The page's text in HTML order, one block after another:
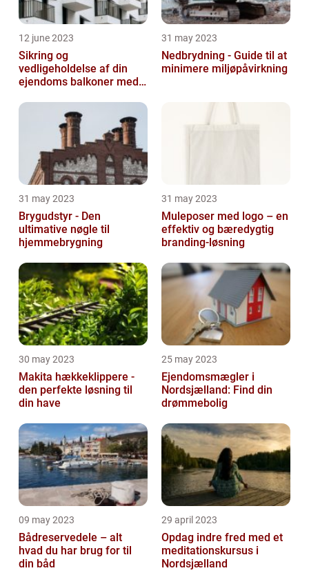
12 june 2023
Sikring og
vedligeholdelse af din
ejendoms balkoner med
31 may 2023
Nedbrydning - Guide til at
minimere miljøpåvirkning
31 may 2023
Brygudstyr - Den
ultimative nøgle til
hjemmebrygning
31 may 2023
Muleposer med logo – en
effektiv og bæredygtig
branding-løsning
30 may 2023
Makita hækkeklippere -
den perfekte løsning til
din have
25 may 2023
Ejendomsmægler i
Nordsjælland: Find din
drømmebolig
09 may 2023
Bådreservedele – alt
hvad du har brug for til
din båd
29 april 2023
Opdag indre fred med et
meditationskursus i
Nordsjælland